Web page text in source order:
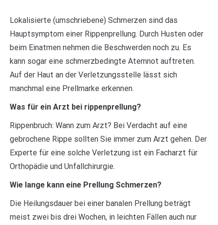
Lokalisierte (umschriebene) Schmerzen sind das
Hauptsymptom einer Rippenprellung. Durch Husten oder
beim Einatmen nehmen die Beschwerden noch zu. Es
kann sogar eine schmerzbedingte Atemnot auftreten.
Auf der Haut an der Verletzungsstelle lässt sich
manchmal eine Prellmarke erkennen.
Was für ein Arzt bei rippenprellung?
Rippenbruch: Wann zum Arzt? Bei Verdacht auf eine
gebrochene Rippe sollten Sie immer zum Arzt gehen. Der
Experte für eine solche Verletzung ist ein Facharzt für
Orthopädie und Unfallchirurgie.
Wie lange kann eine Prellung Schmerzen?
Die Heilungsdauer bei einer banalen Prellung beträgt
meist zwei bis drei Wochen, in leichten Fällen auch nur